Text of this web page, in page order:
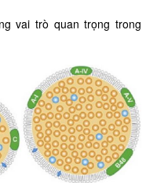
vai trò quan trọng trong